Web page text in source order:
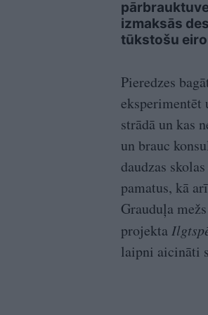
izmaksās
tūkstošu eiro
Pieredzes
eksperimentēt
strādā un kas
un brauc
daudzas
pamatus, kā
Grauduļa
projekta
laipni aicināti